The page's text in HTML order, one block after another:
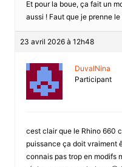
Et pour la boue, ça fait un
aussi ! Faut que je prenne le
23 avril 2026 à 12h48
DuvalNina
Participant
cest clair que le Rhino 660
puissance ça doit vraiment
connais pas trop en modifs